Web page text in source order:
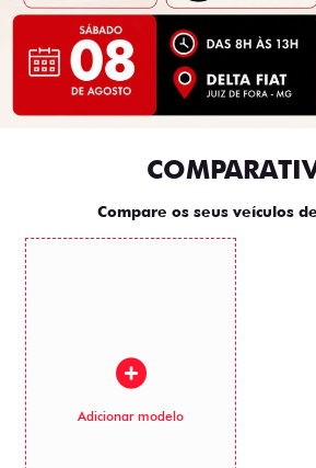
Compare os seus veículos
Adicionar modelo